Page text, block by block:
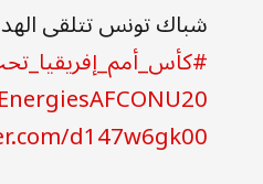
شباك تونس تتلقى
EnergiesAFCONU20
d147w6gk00